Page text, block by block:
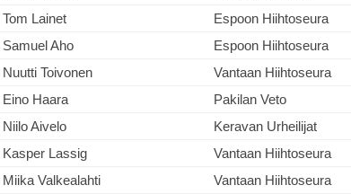
Tom Lainet Espoon Hiihtoseura
Samuel Aho Espoon Hiihtoseura
Nuutti Toivonen Vantaan Hiihtoseura
Eino Haara Pakilan Veto
Niilo Aivelo Keravan Urheilijat
Kasper Lassig Vantaan Hiihtoseura
Miika Valkealahti Vantaan Hiihtoseura